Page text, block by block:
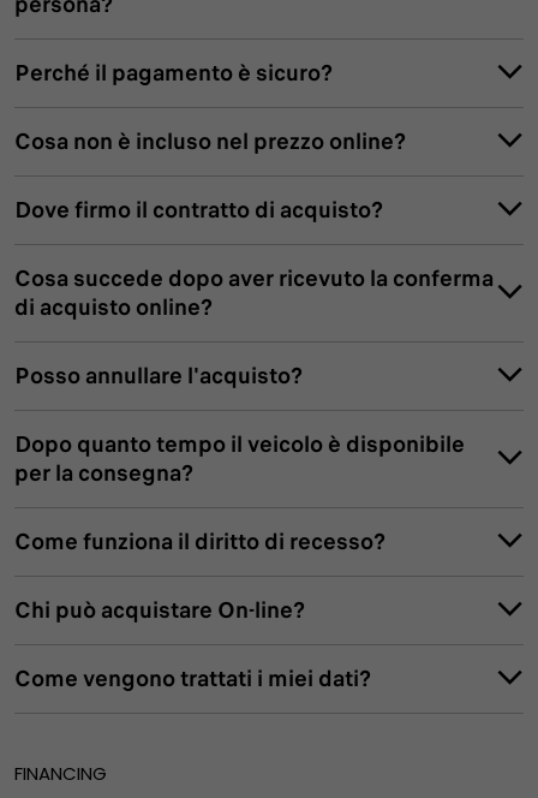
Perché il pagamento è sicuro?
Cosa non è incluso nel prezzo online?
Dove firmo il contratto di acquisto?
Cosa succede dopo aver ricevuto la conferma
di acquisto online?
Posso annullare l'acquisto?
Dopo quanto tempo il veicolo è disponibile
per la consegna?
Come funziona il diritto di recesso?
Chi può acquistare On-line?
Come vengono trattati i miei dati?
FINANCING